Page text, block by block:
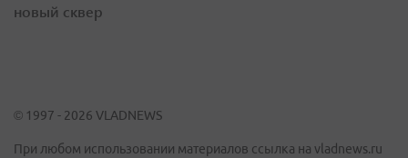
новый сквер
© 1997 - 2026 VLADNEWS
При любом использовании материалов ссылка на vladnews.ru